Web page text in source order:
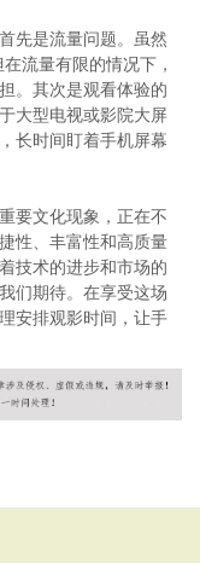
先是流量问题。虽然
流量有限的情况下，
。其次是观看体验的
大型电视或影院大屏
长时间盯着手机屏幕
要文化现象，正在不
性、丰富性和高质量
技术的进步和市场的
们期待。在享受这场
安排观影时间，让手